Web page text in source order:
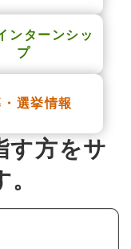
ンターンシッ
プ
選挙情報
す方をサ